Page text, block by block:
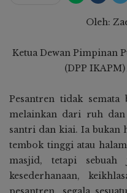
Oleh:
Ketua Dewan Pimpinan
(DPP
Pesantren tidak
melainkan dari ruh
santri dan kiai. Ia bukan
tembok tinggi atau
masjid, tetapi
kesederhanaan,